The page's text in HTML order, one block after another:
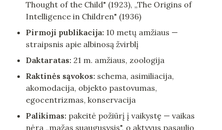
Thought of the Child" (1923), „The Origins of
Intelligence in Children" (1936)
Pirmoji publikacija: 10 metų amžiaus —
straipsnis apie albinosą žvirblį
Daktaratas: 21 m. amžiaus, zoologija
Raktinės sąvokos: schema, asimiliacija,
akomodacija, objekto pastovumas,
egocentrizmas, konservacija
Palikimas: pakeitė požiūrį į vaikystę — vaikas
nėra „mažas suaugusysis", o aktyvus pasaulio